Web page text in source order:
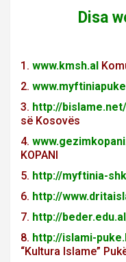
Disa
1. www.kmsh.al
2.
3. http://bislame.net/
së Kosovës
4.
KOPANI
5. http://myftinia-
6. http://
7. http://
8. http://islami-
“Kultura Islame”